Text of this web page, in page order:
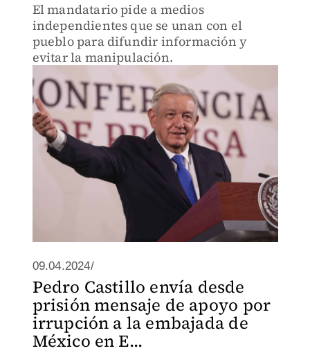
El mandatario pide a medios
independientes que se unan con el
pueblo para difundir información y
evitar la manipulación.
09.04.2024/
Pedro Castillo envía desde
prisión mensaje de apoyo por
irrupción a la embajada de
México en E...